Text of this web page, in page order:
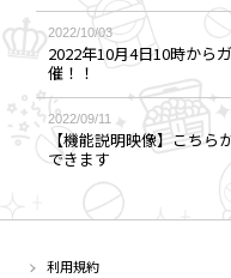
2022/10/03
2022年10月4日10時から
催！！
2022/09/11
【機能説明映像】こちら
できます
利用規約